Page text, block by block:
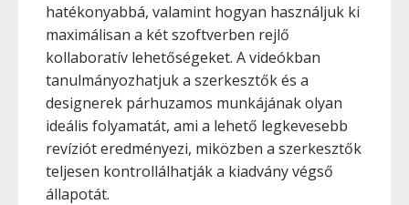
hatékonyabbá, valamint hogyan használjuk ki
maximálisan a két szoftverben rejlő
kollaboratív lehetőségeket. A videókban
tanulmányozhatjuk a szerkesztők és a
designerek párhuzamos munkájának olyan
ideális folyamatát, ami a lehető legkevesebb
revíziót eredményezi, miközben a szerkesztők
teljesen kontrollálhatják a kiadvány végső
állapotát.